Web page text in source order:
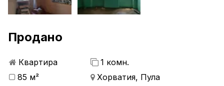
Продано
Квартира
1 комн.
85 м²
Хорватия, Пула